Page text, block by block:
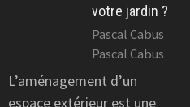
votre jardin ?
Pascal Cabus
Pascal Cabus
L’aménagement d’un
espace extérieur est une